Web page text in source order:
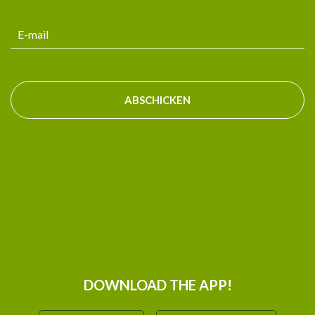
ABSCHICKEN
DOWNLOAD THE APP!